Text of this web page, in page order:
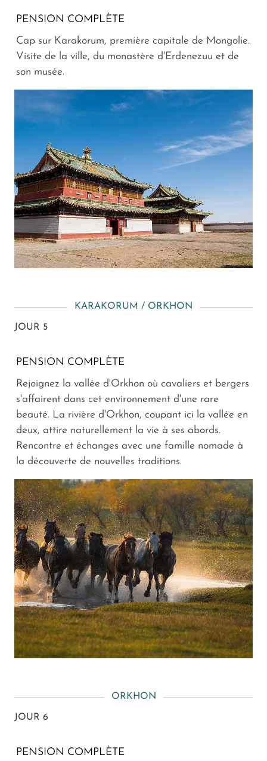
PENSION COMPLÈTE
Cap sur Karakorum, première capitale de Mongolie.
Visite de la ville, du monastère d'Erdenezuu et de
son musée.
KARAKORUM / ORKHON
JOUR 5
PENSION COMPLÈTE
Rejoignez la vallée d'Orkhon où cavaliers et bergers
s'affairent dans cet environnement d'une rare
beauté. La rivière d'Orkhon, coupant ici la vallée en
deux, attire naturellement la vie à ses abords.
Rencontre et échanges avec une famille nomade à
la découverte de nouvelles traditions.
ORKHON
JOUR 6
PENSION COMPLÈTE